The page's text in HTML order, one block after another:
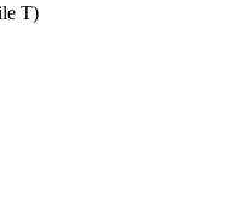
T)